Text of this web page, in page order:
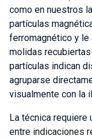
como en nuestros
partículas
ferromagnético y le
molidas
partículas indican
agruparse
visualmente con la
La técnica requiere
entre indicaciones